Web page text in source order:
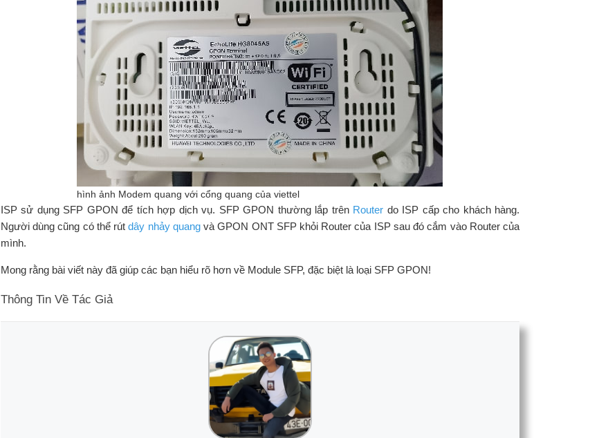
hình ảnh Modem quang với cổng quang của viettel
ISP sử dụng SFP GPON để tích hợp dịch vụ. SFP GPON thường lắp trên Router do ISP cấp cho khách hàng.
Người dùng cũng có thể rútdây nhảy quangvà GPON ONT SFP khỏi Router của ISP sau đó cắm vào Router của
mình.
Mong rằng bài viết này đã giúp các bạn hiểu rõ hơn về Module SFP, đặc biệt là loại SFP GPON!
Thông Tin Về Tác Giả